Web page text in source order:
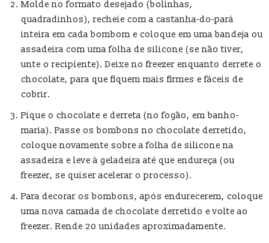
Molde no formato desejado (bolinhas,
quadradinhos), recheie com a castanha-do-pará
inteira em cada bombom e coloque em uma bandeja ou
assadeira com uma folha de silicone (se não tiver,
unte o recipiente). Deixe no freezer enquanto derrete o
chocolate, para que fiquem mais firmes e fáceis de
cobrir.
Pique o chocolate e derreta (no fogão, em banho-
maria). Passe os bombons no chocolate derretido,
coloque novamente sobre a folha de silicone na
assadeira e leve à geladeira até que endureça (ou
freezer, se quiser acelerar o processo).
Para decorar os bombons, após endurecerem, coloque
uma nova camada de chocolate derretido e volte ao
freezer. Rende 20 unidades aproximadamente.